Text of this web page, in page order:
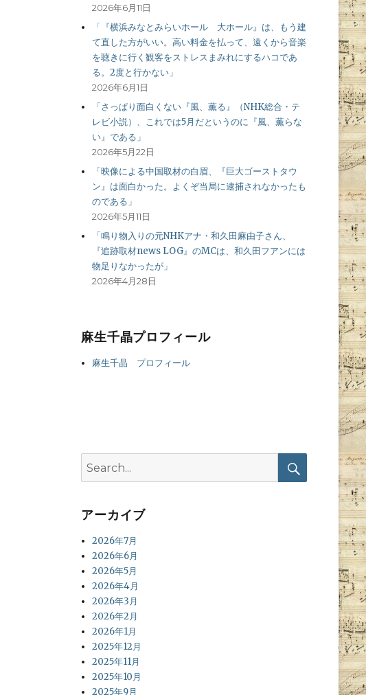
2026年6月11日
「『横浜みなとみらいホール 大ホール』は、もう建
て直した方がいい。高い料金を払って、遠くから音楽
を聴きに行く観客をストレスまみれにするハコであ
る。2度と行かない」
2026年6月1日
「さっぱり面白くない『風、薫る』（NHK総合・テ
レビ小説）、これでは5月だというのに『風、薫らな
い』である」
2026年5月22日
「映像による中国取材の白眉、『巨大ゴーストタウ
ン』は面白かった。よくぞ当局に逮捕されなかったも
のである」
2026年5月11日
「鳴り物入りの元NHKアナ・和久田麻由子さん、
『追跡取材news LOG』のMCは、和久田フアンには
物足りなかったが」
2026年4月28日
麻生千晶プロフィール
麻生千晶 プロフィール
for:
アーカイブ
2026年7月
2026年6月
2026年5月
2026年4月
2026年3月
2026年2月
2026年1月
2025年12月
2025年11月
2025年10月
2025年9月